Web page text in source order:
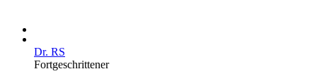
Dr. RS
Fortgeschrittener